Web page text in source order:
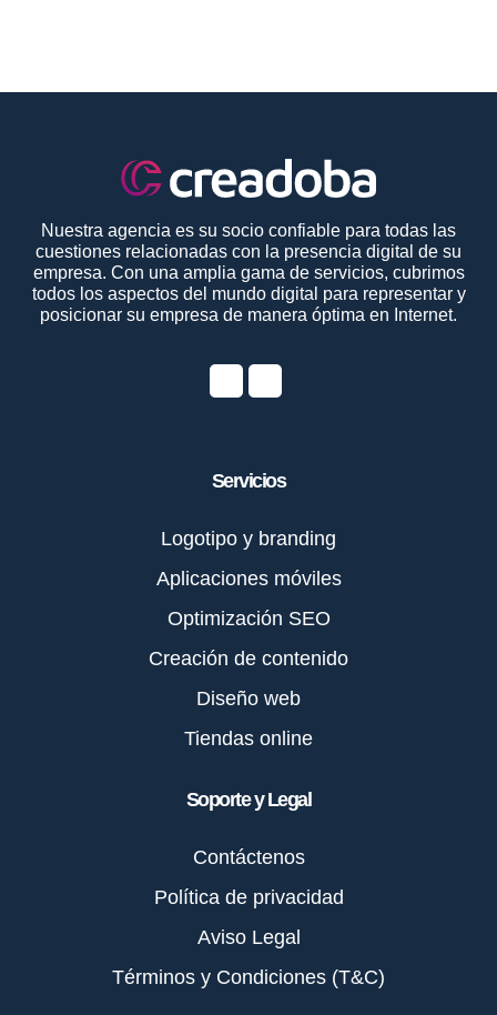
Nuestra agencia es su socio confiable para todas las
cuestiones relacionadas con la presencia digital de su
empresa. Con una amplia gama de servicios, cubrimos
todos los aspectos del mundo digital para representar y
posicionar su empresa de manera óptima en Internet.
Servicios
Logotipo y branding
Aplicaciones móviles
Optimización SEO
Creación de contenido
Diseño web
Tiendas online
Soporte y Legal
Contáctenos
Política de privacidad
Aviso Legal
Términos y Condiciones (T&C)